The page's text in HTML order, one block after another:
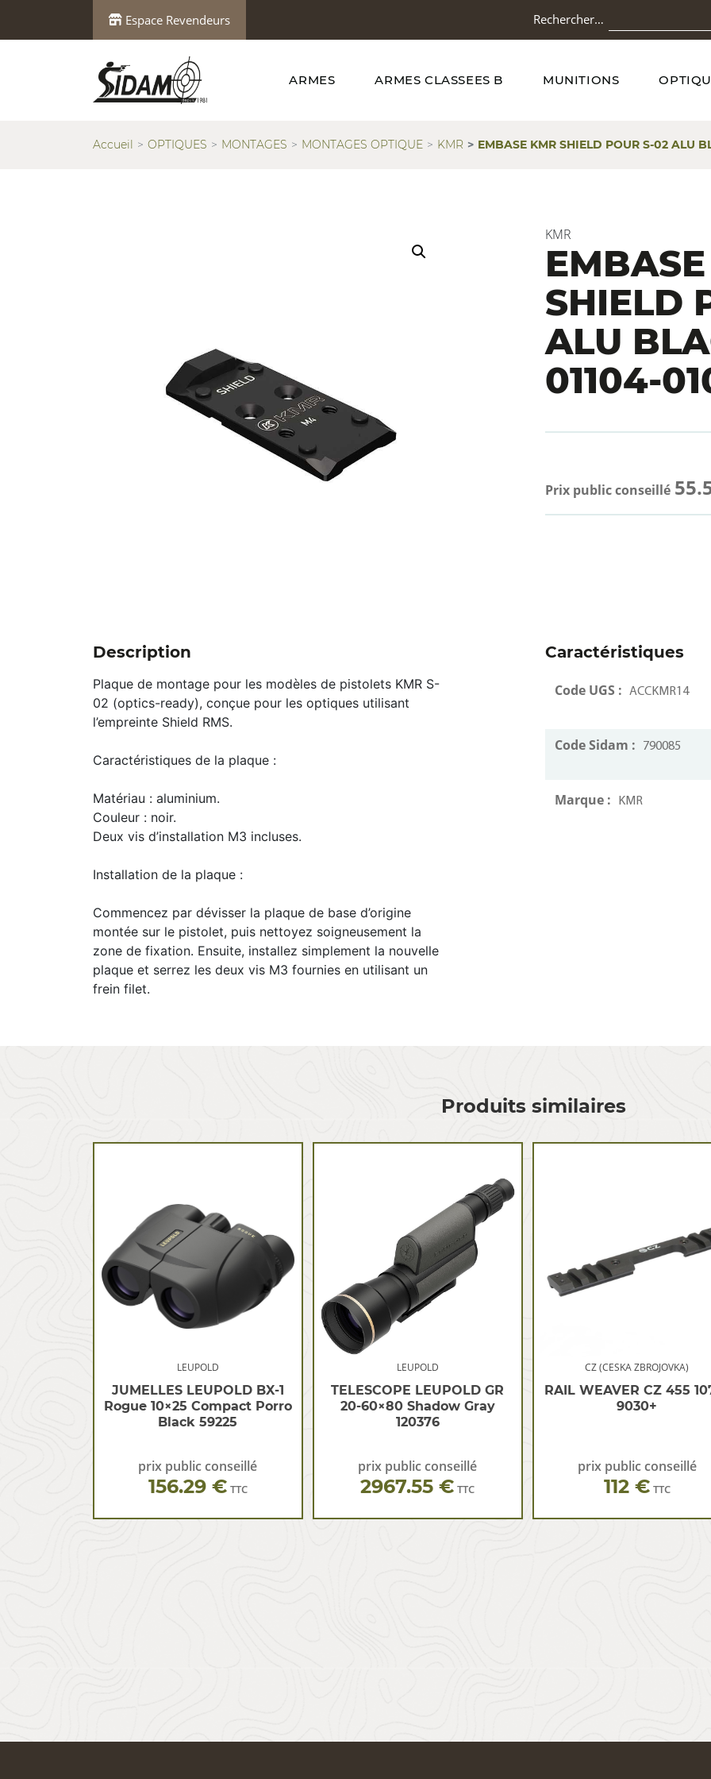
Espace Revendeurs Rechercher…
ARMES ARMES CLASSEES B MUNITIONS
Accueil OPTIQUES MONTAGES MONTAGES OPTIQUE KMR EMBASE KMR SHIELD POUR S-02 ALU
KMR
SHIELD
ALU
01104-
Prix public conseillé
Description
Plaque de montage pour les modèles de pistolets KMR S-
02 (optics-ready), conçue pour les optiques utilisant
l’empreinte Shield RMS.
Caractéristiques de la plaque :
Matériau : aluminium.
Couleur : noir.
Deux vis d’installation M3 incluses.
Installation de la plaque :
Commencez par dévisser la plaque de base d’origine
montée sur le pistolet, puis nettoyez soigneusement la
zone de fixation. Ensuite, installez simplement la nouvelle
plaque et serrez les deux vis M3 fournies en utilisant un
frein filet.
Caractéristiques
Code UGS : ACCKMR14
Code Sidam : 790085
Marque : KMR
Produits similaires
LEUPOLD
JUMELLES LEUPOLD BX-1
Rogue 10×25 Compact Porro
Black 59225
prix public conseillé
156.29 € TTC
LEUPOLD
TELESCOPE LEUPOLD GR
20-60×80 Shadow Gray
120376
prix public conseillé
2967.55 € TTC
CZ (CESKA ZBROJOVKA)
RAIL WEAVER CZ 455
9030+
prix public conseillé
112 € TTC